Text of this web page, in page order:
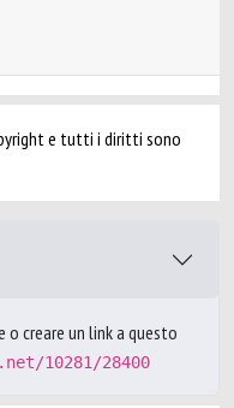
e tutti i diritti sono
creare un link a questo
10281/28400